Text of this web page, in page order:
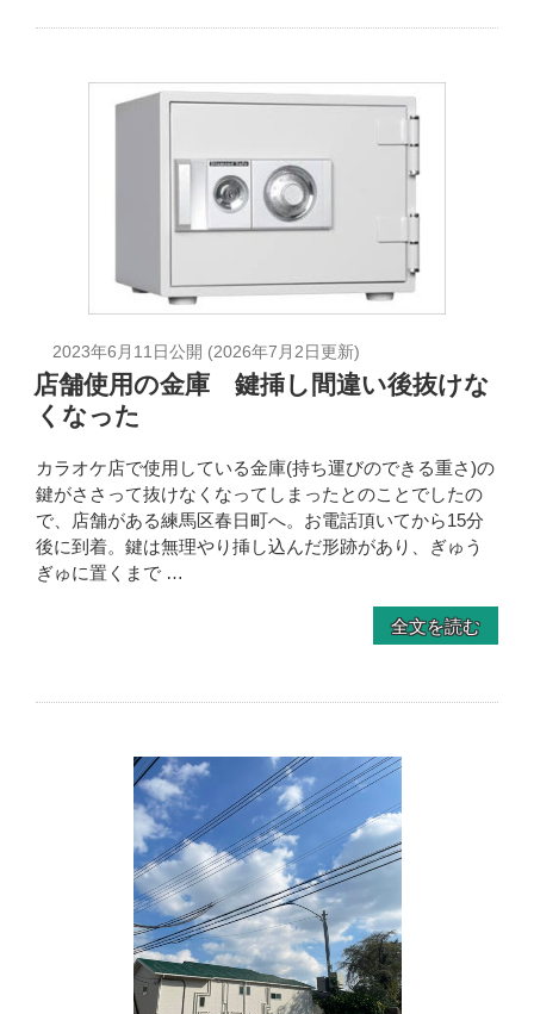
2023年6月11日公開 (2026年7月2日更新)
店舗使用の金庫 鍵挿し間違い後抜けな
くなった
カラオケ店で使用している金庫(持ち運びのできる重さ)の
鍵がささって抜けなくなってしまったとのことでしたの
で、店舗がある練馬区春日町へ。お電話頂いてから15分
後に到着。鍵は無理やり挿し込んだ形跡があり、ぎゅう
ぎゅに置くまで …
全文を読む